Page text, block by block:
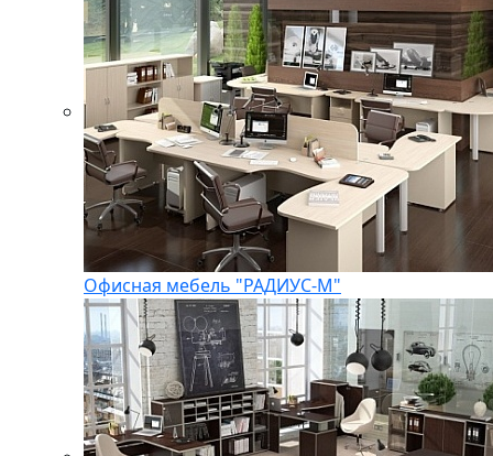
Офисная мебель "РАДИУС-М"